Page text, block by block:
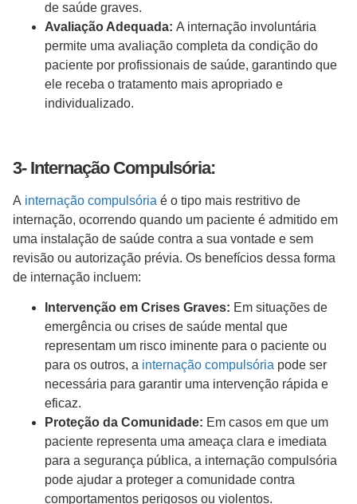
de saúde graves.
Avaliação Adequada: A internação involuntária
permite uma avaliação completa da condição do
paciente por profissionais de saúde, garantindo que
ele receba o tratamento mais apropriado e
individualizado.
3- Internação Compulsória:
A internação compulsória é o tipo mais restritivo de
internação, ocorrendo quando um paciente é admitido em
uma instalação de saúde contra a sua vontade e sem
revisão ou autorização prévia. Os benefícios dessa forma
de internação incluem:
Intervenção em Crises Graves: Em situações de
emergência ou crises de saúde mental que
representam um risco iminente para o paciente ou
para os outros, a internação compulsória pode ser
necessária para garantir uma intervenção rápida e
eficaz.
Proteção da Comunidade: Em casos em que um
paciente representa uma ameaça clara e imediata
para a segurança pública, a internação compulsória
pode ajudar a proteger a comunidade contra
comportamentos perigosos ou violentos.